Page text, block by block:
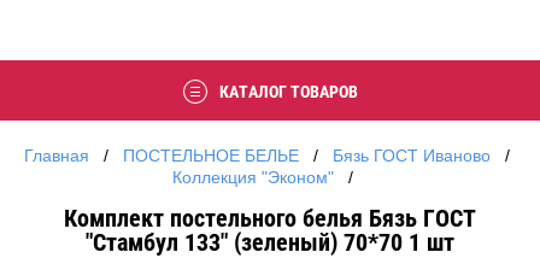
КАТАЛОГ ТОВАРОВ
Главная
   /
ПОСТЕЛЬНОЕ БЕЛЬЕ
   /
Бязь ГОСТ Иваново
Коллекция "Эконом"
   /
Комплект постельного белья Бязь ГОСТ
"Стамбул 133" (зеленый) 70*70 1 шт